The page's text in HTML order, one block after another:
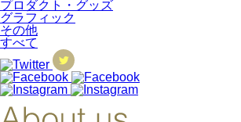
プロダクト・グッズ
グラフィック
その他
すべて